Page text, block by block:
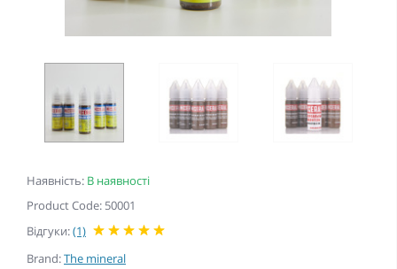
Наявність: В наявності
Product Code: 50001
Відгуки:(1)
Brand:The mineral